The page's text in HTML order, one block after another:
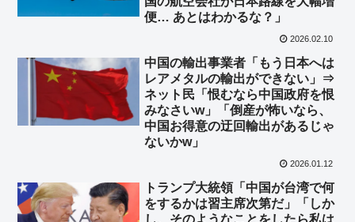
便… あとはわかるな？」
2026.02.10
中国の輸出事業者「もう日本へは
レアメタルの輸出ができない」⇒
ネット民「恨むなら中国政府を恨
みなさいw」「倒産が怖いなら、
中国お得意の迂回輸出があるじゃ
ないかw」
2026.01.12
トランプ大統領「中国が台湾で何
をするかは習主席次第だ」「しか
し、そのようなことをしたら私は